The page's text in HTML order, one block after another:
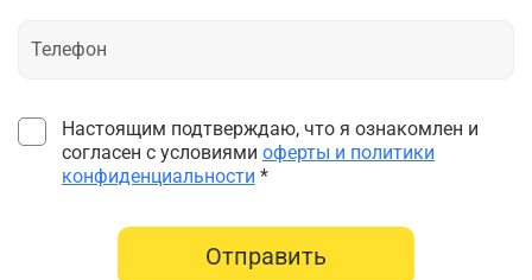
Настоящим подтверждаю, что я ознакомлен и
согласен с условиями оферты и политики
конфиденциальности *
Отправить